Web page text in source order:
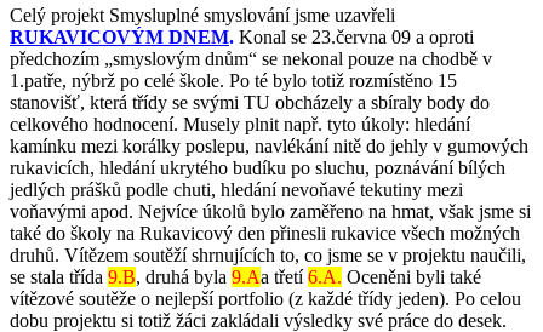
Celý projekt Smysluplné smyslování jsme uzavřeli
RUKAVICOVÝM DNEM. Konal se 23.června 09 a oproti
předchozím „smyslovým dnům“ se nekonal pouze na chodbě v
1.patře, nýbrž po celé škole. Po té bylo totiž rozmístěno 15
stanovišť, která třídy se svými TU obcházely a sbíraly body do
celkového hodnocení. Musely plnit např. tyto úkoly: hledání
kamínku mezi korálky poslepu, navlékání nitě do jehly v gumových
rukavicích, hledání ukrytého budíku po sluchu, poznávání bílých
jedlých prášků podle chuti, hledání nevoňavé tekutiny mezi
voňavými apod. Nejvíce úkolů bylo zaměřeno na hmat, však jsme si
také do školy na Rukavicový den přinesli rukavice všech možných
druhů. Vítězem soutěží shrnujících to, co jsme se v projektu naučili,
se stala třída 9.B, druhá byla 9.Aa třetí6.A. Oceněni byli také
vítězové soutěže o nejlepší portfolio (z každé třídy jeden). Po celou
dobu projektu si totiž žáci zakládali výsledky své práce do desek.